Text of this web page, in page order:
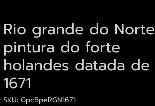
Rio grande do Norte
pintura do forte
holandes datada de
1671
SKU: GpcBpeRGN1671